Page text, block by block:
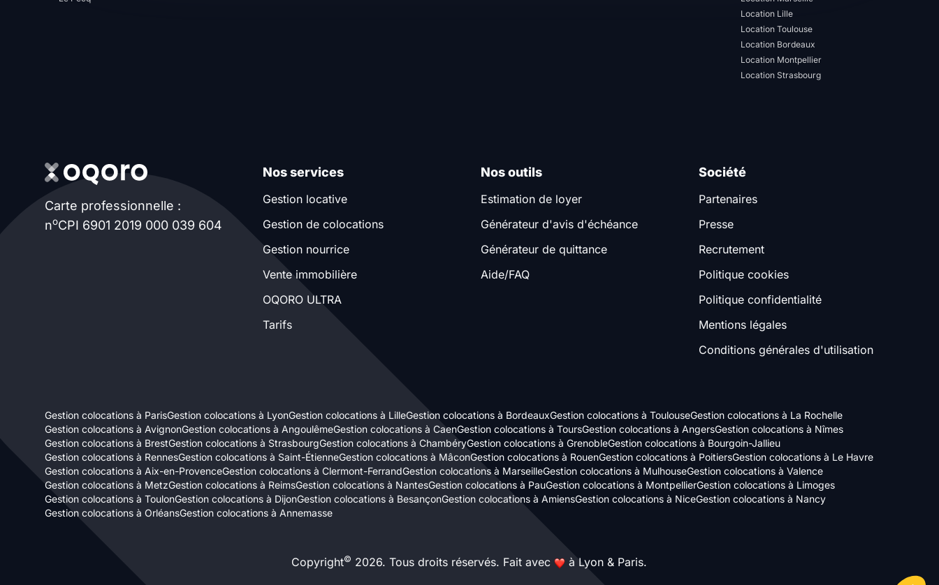
Nombre de chambres
disponibles
chambres
disponibles
Local à vélo
Disponible à partir du
Location Lille
Location Toulouse
Location Bordeaux
Location Montpellier
Location Strasbourg
Carte professionnelle :
noCPI 6901 2019 000 039 604
Nos services
Gestion locative
Gestion de colocations
Gestion nourrice
Vente immobilière
OQORO ULTRA
Tarifs
Nos outils
Estimation de loyer
Générateur d'avis d'échéance
Générateur de quittance
Aide/FAQ
Société
Partenaires
Presse
Recrutement
Politique cookies
Politique confidentialité
Mentions légales
Conditions générales d'utilisation
Gestion colocations à ParisGestion colocations à LyonGestion colocations à LilleGestion colocations à BordeauxGestion colocations à ToulouseGestion colocations à La Rochelle
Gestion colocations à AvignonGestion colocations à AngoulêmeGestion colocations à CaenGestion colocations à ToursGestion colocations à AngersGestion colocations à Nîmes
Gestion colocations à BrestGestion colocations à StrasbourgGestion colocations à ChambéryGestion colocations à GrenobleGestion colocations à Bourgoin-Jallieu
Gestion colocations à RennesGestion colocations à Saint-ÉtienneGestion colocations à MâconGestion colocations à RouenGestion colocations à PoitiersGestion colocations à Le Havre
Gestion colocations à Aix-en-ProvenceGestion colocations à Clermont-FerrandGestion colocations à MarseilleGestion colocations à MulhouseGestion colocations à Valence
Gestion colocations à MetzGestion colocations à ReimsGestion colocations à NantesGestion colocations à PauGestion colocations à MontpellierGestion colocations à Limoges
Gestion colocations à ToulonGestion colocations à DijonGestion colocations à BesançonGestion colocations à AmiensGestion colocations à NiceGestion colocations à Nancy
Gestion colocations à OrléansGestion colocations à Annemasse
Copyright© 2026. Tous droits réservés. Fait avec à Lyon & Paris.Axeptio consent
Plateforme de Gestion du Consentement : Personnalisez vos Options
Notre plateforme vous permet d'adapter et de gérer vos